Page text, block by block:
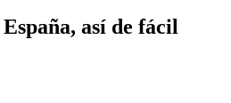
así de fácil